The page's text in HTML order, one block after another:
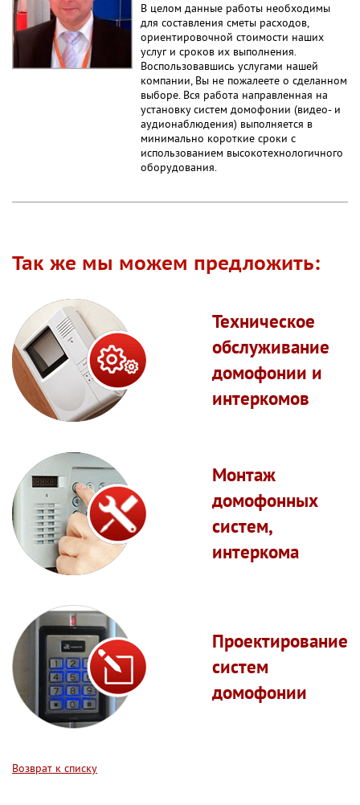
В целом данные работы необходимы
для составления сметы расходов,
ориентировочной стоимости наших
услуг и сроков их выполнения.
Воспользовавшись услугами нашей
компании, Вы не пожалеете о сделанном
выборе. Вся работа направленная на
установку систем домофонии (видео- и
аудионаблюдения) выполняется в
минимально короткие сроки с
использованием высокотехнологичного
оборудования.
Так же мы можем предложить:
Техническое
обслуживание
домофонии и
интеркомов
Монтаж
домофонных
систем,
интеркома
Проектирование
систем
домофонии
Возврат к списку